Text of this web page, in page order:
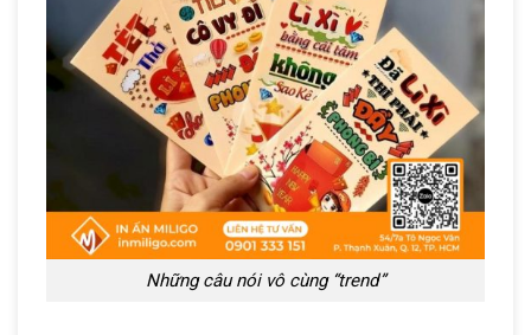
Những câu nói vô cùng “trend”